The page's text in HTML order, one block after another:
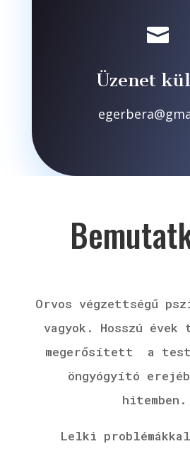

Üzenet
Orvos végzettségű
vagyok. Hosszú
megerősített a
öngyógyító
hitemben.
Lelki